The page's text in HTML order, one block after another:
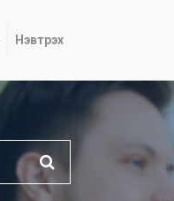
Нэвтрэх